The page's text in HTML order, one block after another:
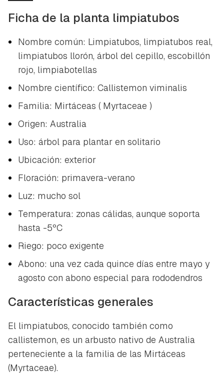
Ficha de la planta limpiatubos
Nombre común: Limpiatubos, limpiatubos real,
limpiatubos llorón, árbol del cepillo, escobillón
rojo, limpiabotellas
Nombre científico: Callistemon viminalis
Familia: Mirtáceas ( Myrtaceae )
Origen: Australia
Uso: árbol para plantar en solitario
Ubicación: exterior
Floración: primavera-verano
Luz: mucho sol
Temperatura: zonas cálidas, aunque soporta
hasta -5ºC
Riego: poco exigente
Abono: una vez cada quince días entre mayo y
agosto con abono especial para rododendros
Características generales
El limpiatubos, conocido también como
callistemon, es un arbusto nativo de Australia
perteneciente a la familia de las Mirtáceas
(Myrtaceae).